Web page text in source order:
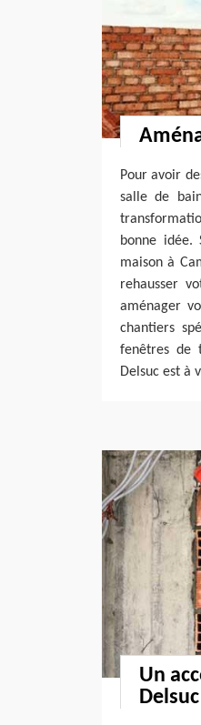
Pour avoir
salle de
bonne idée.
maison à
rehausser
aménager
chantiers
fenêtres de
Delsuc est à
Un
Delsuc